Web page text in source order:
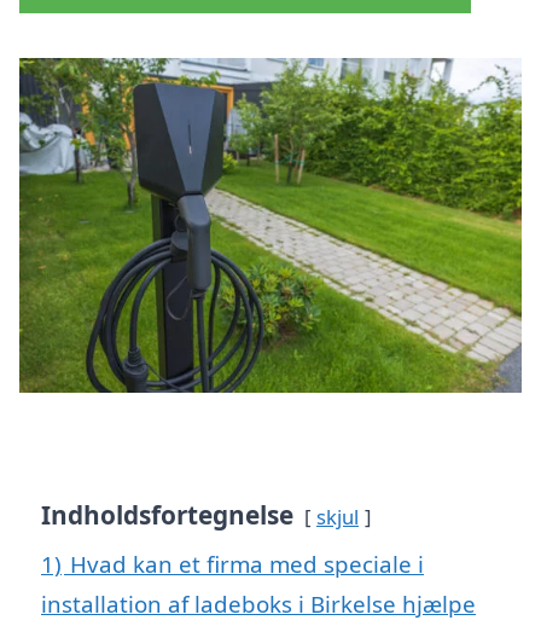
Indholdsfortegnelse skjul
1) Hvad kan et firma med speciale i
installation af ladeboks i Birkelse hjælpe